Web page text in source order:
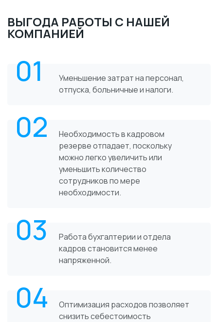
ВЫГОДА РАБОТЫ С НАШЕЙ
КОМПАНИЕЙ
01
Уменьшение затрат на персонал,
отпуска, больничные и налоги.
02
Необходимость в кадровом
резерве отпадает, поскольку
можно легко увеличить или
уменьшить количество
сотрудников по мере
необходимости.
03
Работа бухгалтерии и отдела
кадров становится менее
напряженной.
04
Оптимизация расходов позволяет
снизить себестоимость